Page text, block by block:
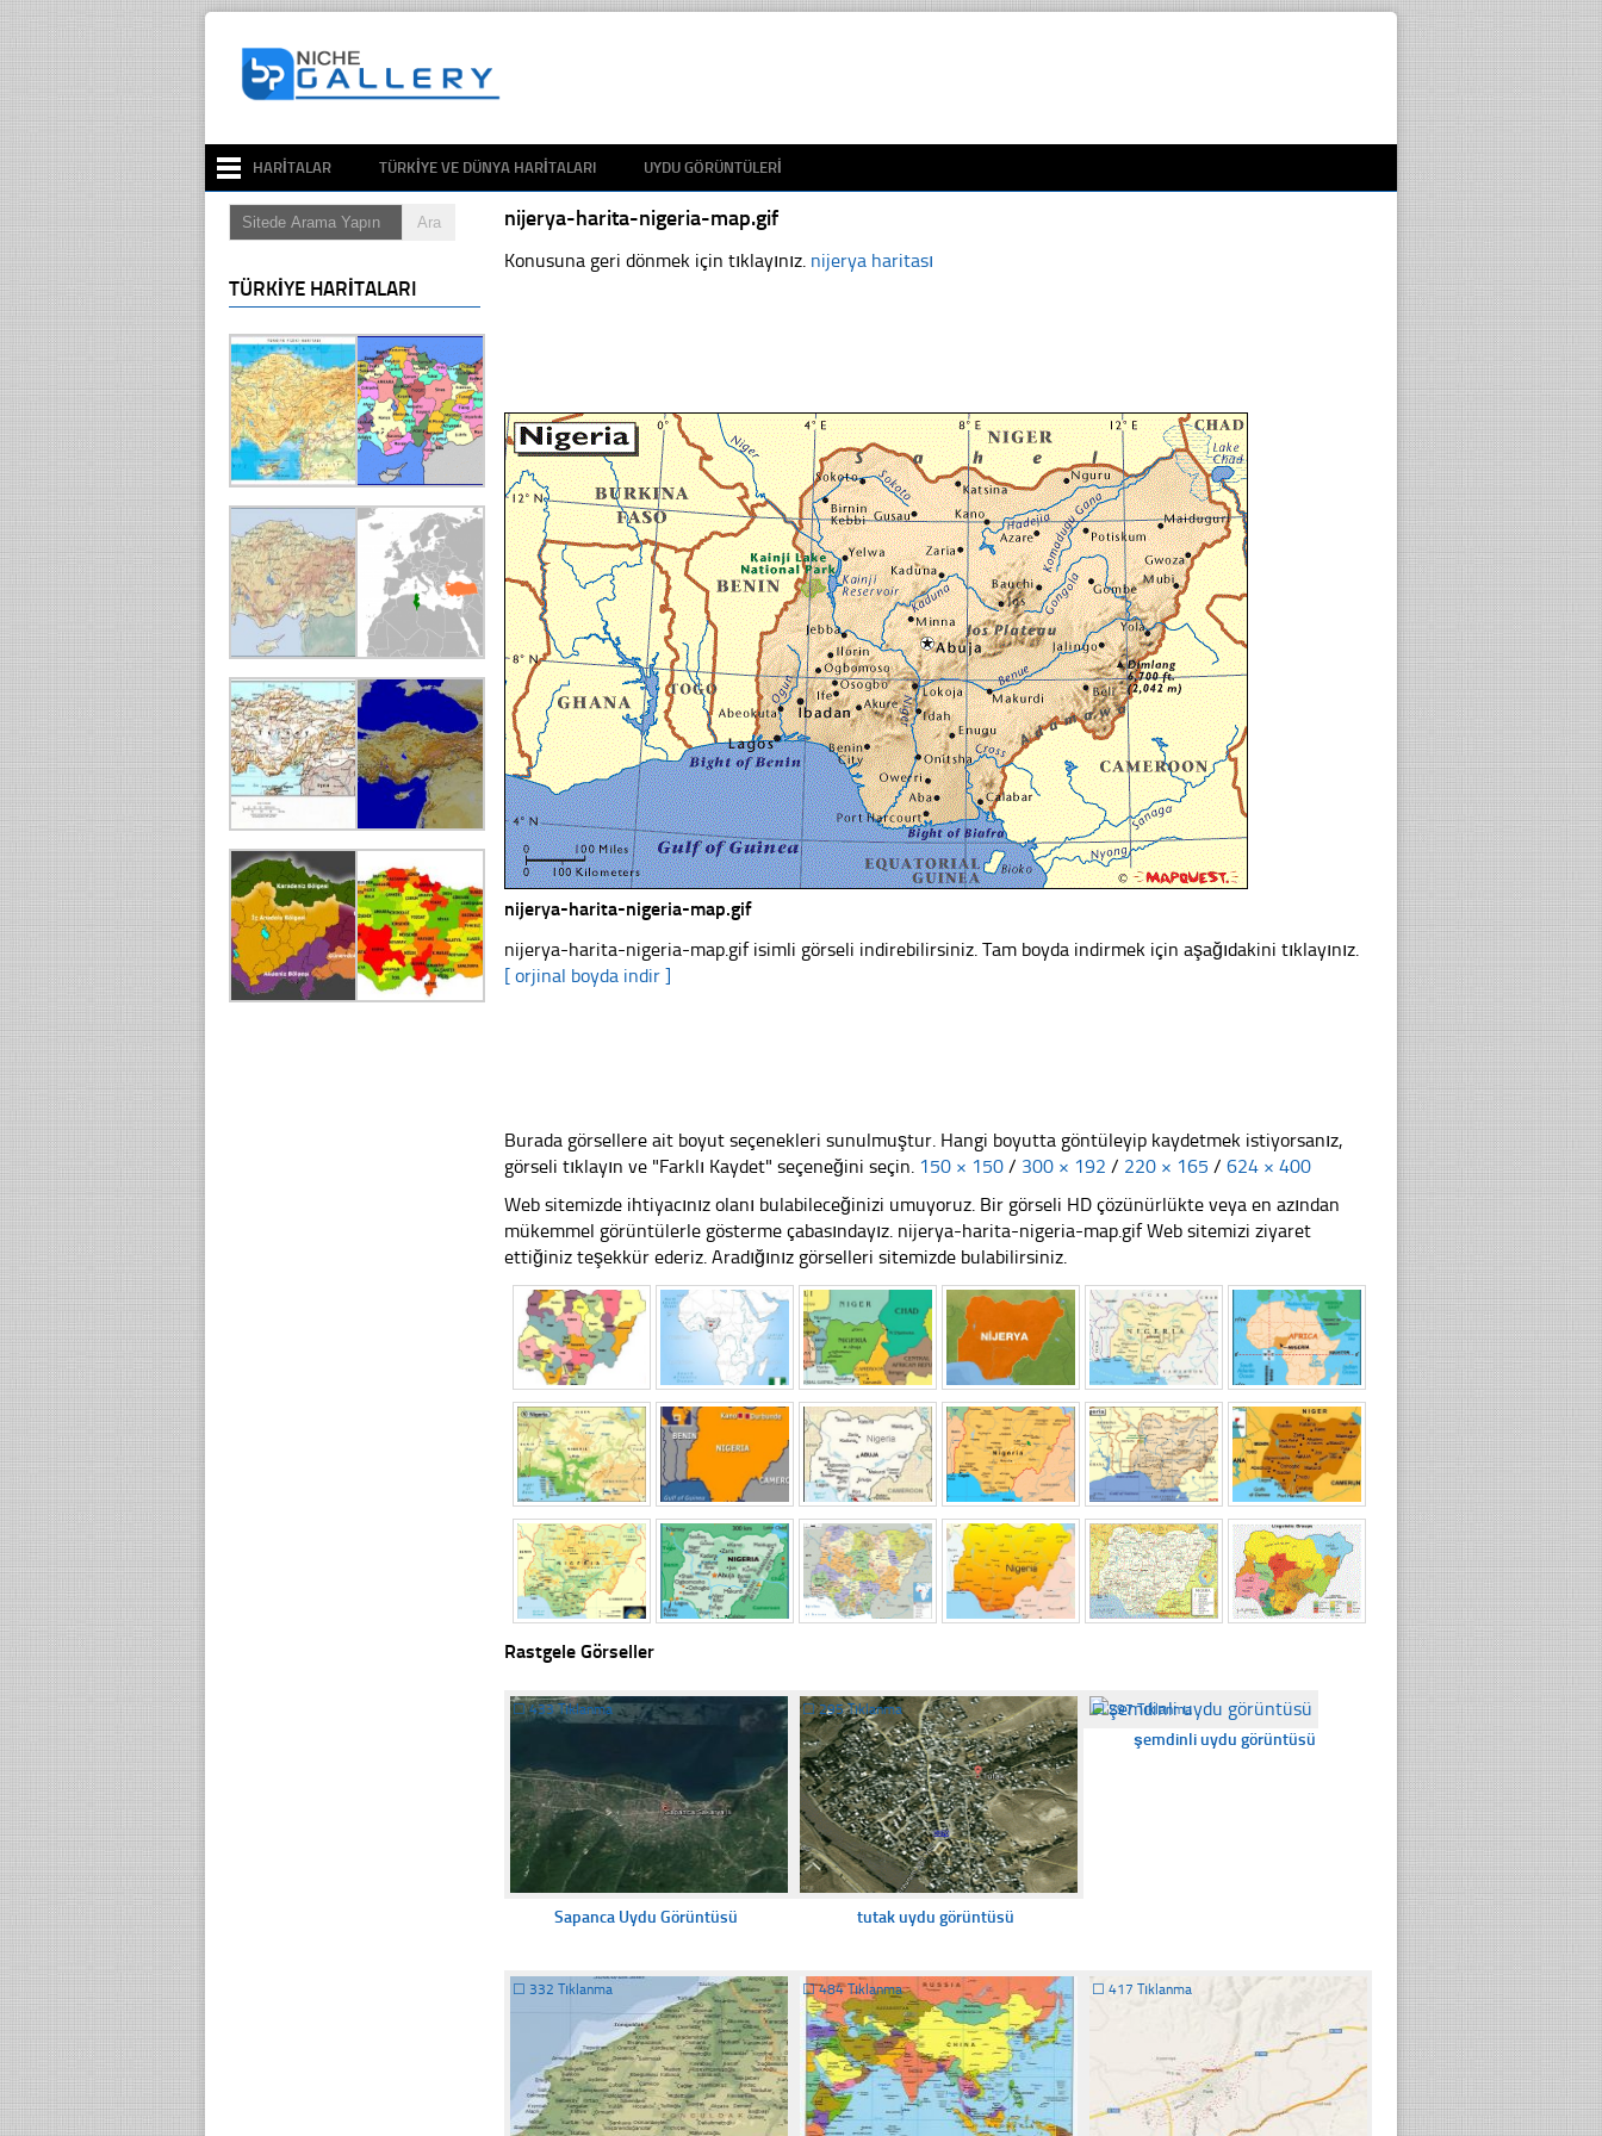
HARITALAR TÜRKIYE VE DÜNYA HARITALARI UYDU GÖRÜNTÜLERI
nijerya-harita-nigeria-map.gif
Konusuna geri dönmek için tıklayınız. nijerya haritası
nijerya-harita-nigeria-map.gif
nijerya-harita-nigeria-map.gif isimli görseli indirebilirsiniz. Tam boyda indirmek için aşağıdakini tıklayınız.
[ orjinal boyda indir ]
Burada görsellere ait boyut seçenekleri sunulmuştur. Hangi boyutta göntüleyip kaydetmek istiyorsanız,
görseli tıklayın ve "Farklı Kaydet" seçeneğini seçin. 150 × 150 / 300 × 192 / 220 × 165 / 624 × 400
Web sitemizde ihtiyacınız olanı bulabileceğinizi umuyoruz. Bir görseli HD çözünürlükte veya en azından
mükemmel görüntülerle gösterme çabasındayız. nijerya-harita-nigeria-map.gif Web sitemizi ziyaret
ettiğiniz teşekkür ederiz. Aradığınız görselleri sitemizde bulabilirsiniz.
Rastgele Görseller
☐433 Tıklanma
Sapanca Uydu Görüntüsü
☐295 Tıklanma
tutak uydu görüntüsü
☐297 Tıklanma
şemdinli uydu görüntüsü
☐ 332 Tıklanma ☐484 Tıklanma ☐ 417 Tıklanma
TÜRKIYE HARITALARI